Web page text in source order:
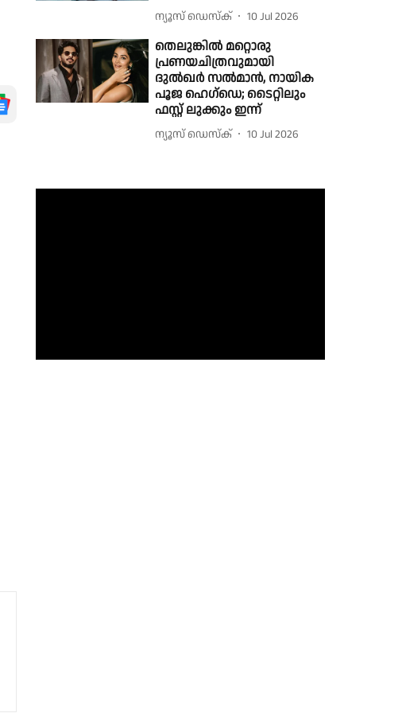
ന്യൂസ് ഡെസ്ക് 10 Jul 2026
തെലുങ്കിൽ മറ്റൊരു
പ്രണയചിത്രവുമായി
ദുൽഖർ സൽമാൻ, നായിക
പൂജ ഹെഗ്‌ഡെ; ടൈറ്റിലും
ഫസ്റ്റ് ലുക്കും ഇന്ന്
ന്യൂസ് ഡെസ്ക് 10 Jul 2026